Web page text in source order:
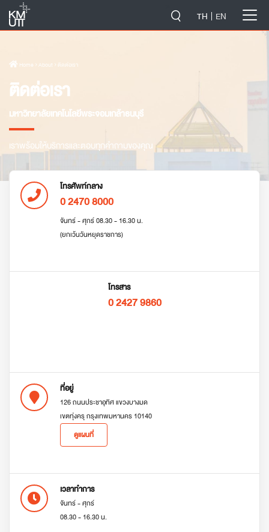
TH EN
Home › About › ติดต่อเรา
ติดต่อเรา
มหาวิทยาลัยเทคโนโลยีพระจอมเกล้าธนบุรี
เราพร้อมให้บริการและตอบทุกคำถามของคุณ
โทรศัพท์กลาง
0 2470 8000
จันทร์ - ศุกร์ 08.30 - 16.30 น.
(ยกเว้นวันหยุดราชการ)
โทรสาร
0 2427 9860
ที่อยู่
126 ถนนประชาอุทิศ แขวงบางมด
เขตทุ่งครุ กรุงเทพมหานคร 10140
ดูแผนที่
เวลาทำการ
จันทร์ - ศุกร์
08.30 - 16.30 น.